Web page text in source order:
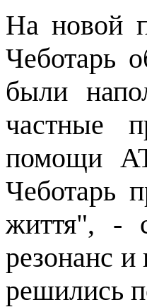
На новой
Чеботарь
были
частные
помощи
Чеботарь
життя", -
резонанс
решились